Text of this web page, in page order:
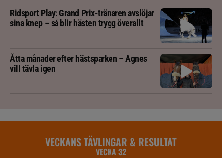
Ridsport Play: Grand Prix-tränaren avslöjar
sina knep – så blir hästen trygg överallt
Åtta månader efter hästsparken – Agnes
vill tävla igen
VECKANS TÄVLINGAR & RESULTAT
VECKA 32